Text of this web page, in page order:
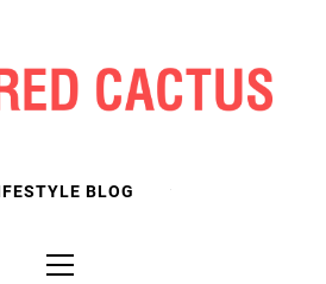
BLOG
Menu